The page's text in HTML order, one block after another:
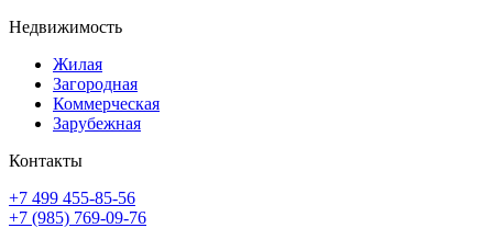
Недвижимость
Жилая
Загородная
Коммерческая
Зарубежная
Контакты
+7 499 455-85-56
+7 (985) 769-09-76